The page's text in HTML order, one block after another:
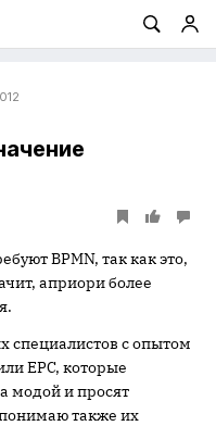
BPMN, так как это,
априори более
с опытом
EPC, которые
модой и просят
также их